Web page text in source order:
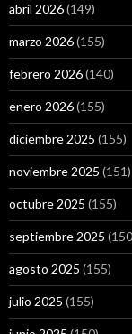
abril 2026(149)
marzo 2026(155)
febrero 2026(140)
enero 2026(155)
diciembre 2025 (155)
noviembre 2025 (151)
octubre 2025 (155)
septiembre 2025
agosto 2025 (155)
julio 2025 (155)